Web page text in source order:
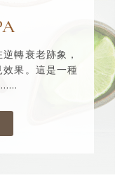
轉衰老跡象，
果。這是一種
……